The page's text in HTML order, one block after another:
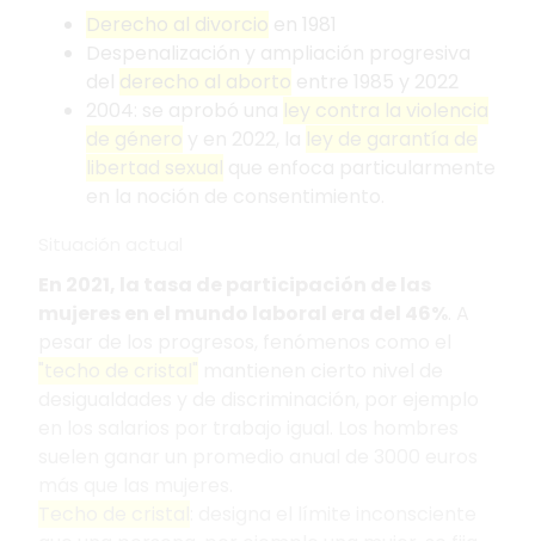
Derecho al divorcio
derecho al aborto